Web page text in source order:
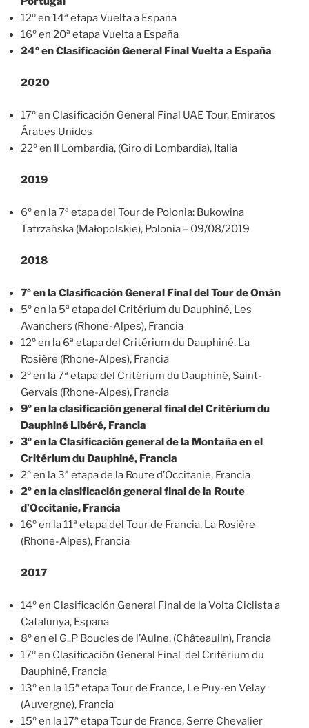
12º en 14ª etapa Vuelta a España
16º en 20ª etapa Vuelta a España
24º en Clasificación General Final Vuelta a España
2020
17º en Clasificación General Final UAE Tour, Emiratos
Árabes Unidos
22º en Il Lombardia, (Giro di Lombardia), Italia
2019
6º en la 7ª etapa del Tour de Polonia: Bukowina
Tatrzańska (Małopolskie), Polonia – 09/08/2019
2018
7º en la Clasificación General Final del Tour de Omán
5º en la 5ª etapa del Critérium du Dauphiné, Les
Avanchers (Rhone-Alpes), Francia
12º en la 6ª etapa del Critérium du Dauphiné, La
Rosière (Rhone-Alpes), Francia
2º en la 7ª etapa del Critérium du Dauphiné, Saint-
Gervais (Rhone-Alpes), Francia
9º en la clasificación general final del Critérium du
Dauphiné Libéré, Francia
3º en la Clasificación general de la Montaña en el
Critérium du Dauphiné, Francia
2º en la 3ª etapa de la Route d’Occitanie, Francia
2º en la clasificación general final de la Route
d’Occitanie, Francia
16º en la 11ª etapa del Tour de Francia, La Rosière
(Rhone-Alpes), Francia
2017
14º en Clasificación General Final de la Volta Ciclista a
Catalunya, España
8º en el G..P Boucles de l’Aulne, (Châteaulin), Francia
17º en Clasificación General Final del Critérium du
Dauphiné, Francia
13º en la 15ª etapa Tour de France, Le Puy-en Velay
(Auvergne), Francia
15º en la 17ª etapa Tour de France, Serre Chevalier